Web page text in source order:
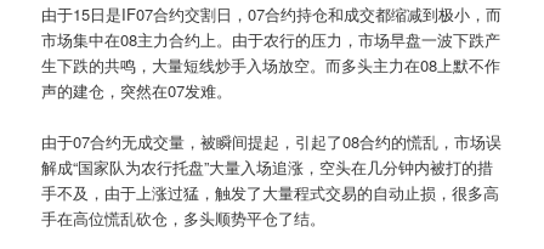
由于15日是IF07合约交割日，07合约持仓和成交都缩减到极小，而
市场集中在08主力合约上。由于农行的压力，市场早盘一波下跌产
生下跌的共鸣，大量短线炒手入场放空。而多头主力在08上默不作
声的建仓，突然在07发难。
由于07合约无成交量，被瞬间提起，引起了08合约的慌乱，市场误
解成“国家队为农行托盘”大量入场追涨，空头在几分钟内被打的措
手不及，由于上涨过猛，触发了大量程式交易的自动止损，很多高
手在高位慌乱砍仓，多头顺势平仓了结。